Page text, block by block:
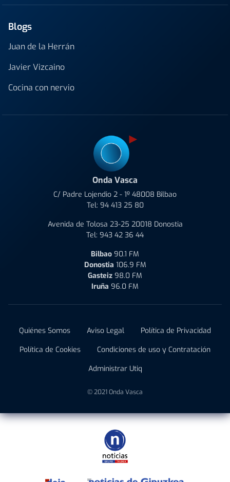
Blogs
Juan de la Herrán
Javier Vizcaino
Cocina con nervio
Onda Vasca
C/ Padre Lojendio 2 - 1º 48008 Bilbao
Tel: 94 413 25 80
Avenida de Tolosa 23-25 20018 Donostia
Tel: 943 42 36 44
Bilbao 90.1 FM
Donostia 106.9 FM
Gasteiz 98.0 FM
Iruña 96.0 FM
Quiénes Somos Aviso Legal
Política de Privacidad
Política de Cookies
Condiciones de uso y Contratación
Administrar Utiq
© 2021 Onda Vasca